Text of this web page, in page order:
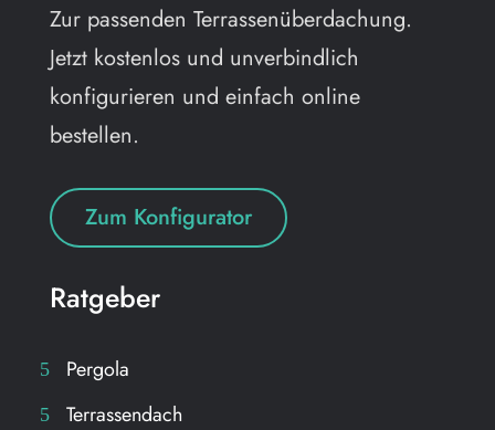
Zur passenden Terrassenüberdachung.
Jetzt kostenlos und unverbindlich
konfigurieren und einfach online
bestellen.
Zum Konfigurator
Ratgeber
Pergola
Terrassendach